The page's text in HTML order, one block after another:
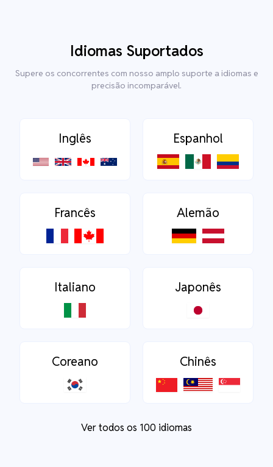
Idiomas Suportados
Supere os concorrentes com nosso amplo suporte a idiomas e
precisão incomparável.
Inglês Espanhol
Francês Alemão
Italiano Japonês
Coreano Chinês
Ver todos os 100 idiomas